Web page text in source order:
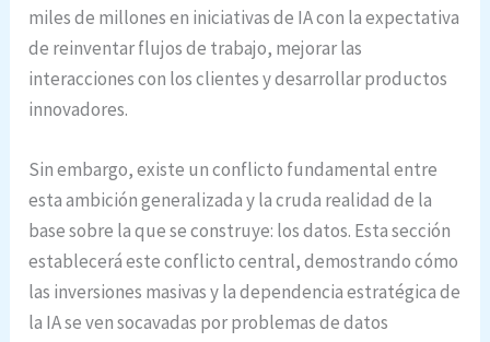
miles de millones en iniciativas de IA con la expectativa
de reinventar flujos de trabajo, mejorar las
interacciones con los clientes y desarrollar productos
innovadores.
Sin embargo, existe un conflicto fundamental entre
esta ambición generalizada y la cruda realidad de la
base sobre la que se construye: los datos. Esta sección
establecerá este conflicto central, demostrando cómo
las inversiones masivas y la dependencia estratégica de
la IA se ven socavadas por problemas de datos